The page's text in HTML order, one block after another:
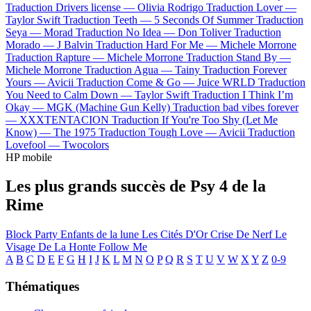
Traduction Drivers license — Olivia Rodrigo Traduction Lover —
Taylor Swift Traduction Teeth — 5 Seconds Of Summer Traduction
Seya — Morad Traduction No Idea — Don Toliver Traduction
Morado — J Balvin Traduction Hard For Me — Michele Morrone
Traduction Rapture — Michele Morrone Traduction Stand By —
Michele Morrone Traduction Agua — Tainy Traduction Forever
Yours — Avicii Traduction Come & Go — Juice WRLD Traduction
You Need to Calm Down — Taylor Swift Traduction I Think I’m
Okay — MGK (Machine Gun Kelly) Traduction bad vibes forever
— XXXTENTACION Traduction If You're Too Shy (Let Me
Know) — The 1975 Traduction Tough Love — Avicii Traduction
Lovefool — Twocolors
HP mobile
Les plus grands succès de Psy 4 de la
Rime
Block Party Enfants de la lune Les Cités D'OrCrise De NerfLe
Visage De La Honte Follow Me
A B C D E F G H I J K L M N O P Q R S T U V W X Y Z 0-9
Thématiques